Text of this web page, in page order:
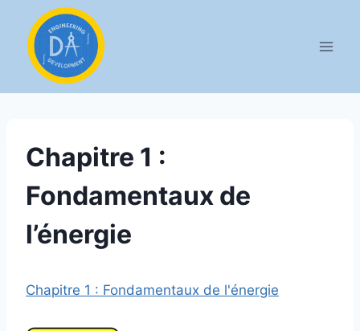
contenu
Chapitre 1 :
Fondamentaux de
l’énergie
Chapitre 1 : Fondamentaux de l'énergie